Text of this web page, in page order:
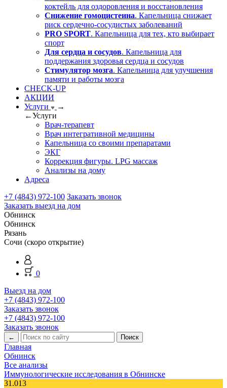
коктейль для оздоровления и восстановления
Снижение гомоцистеина. Капельница снижает
риск сердечно-сосудистых заболеваний
PRO SPORT. Капельница для тех, кто выбирает
спорт
Для сердца и сосудов. Капельница для
поддержания здоровья сердца и сосудов
Стимулятор мозга. Капельница для улучшения
памяти и работы мозга
CHECK-UP
АКЦИИ
Услуги
→
←Услуги
Врач-терапевт
Врач интегративной медицины
Капельница со своими препаратами
ЭКГ
Коррекция фигуры. LPG массаж
Анализы на дому
Адреса
+7 (4843) 972-100 Заказать звонок
Заказать выезд на дом
Обнинск
Обнинск
Рязань
Сочи (скоро открытие)
0
Выезд на дом
+7 (4843) 972-100
Заказать звонок
+7 (4843) 972-100
Заказать звонок
←
Главная
Обнинск
Все анализы
Иммунологические исследования в Обнинске
31.013